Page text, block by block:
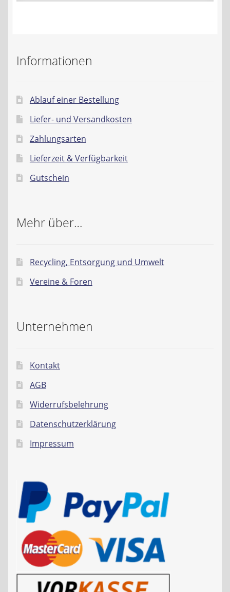
Informationen
Ablauf einer Bestellung
Liefer- und Versandkosten
Zahlungsarten
Lieferzeit & Verfügbarkeit
Gutschein
Mehr über…
Recycling, Entsorgung und Umwelt
Vereine & Foren
Unternehmen
Kontakt
AGB
Widerrufsbelehrung
Datenschutzerklärung
Impressum